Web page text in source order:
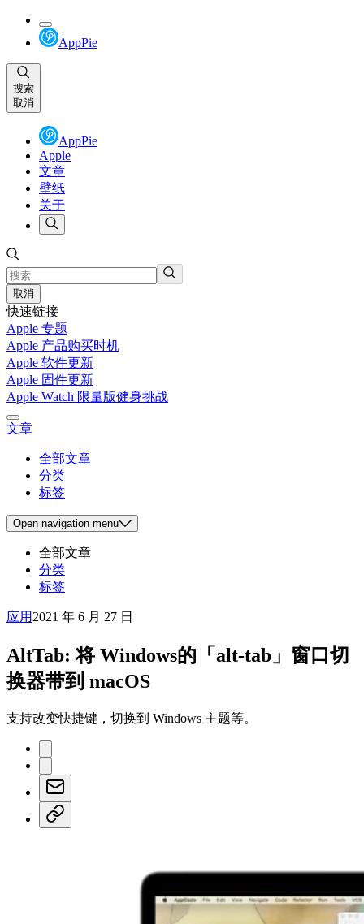
AppPie
搜索
取消
AppPie
Apple
文章
壁纸
关于
取消
快速链接
Apple 专题
Apple 产品购买时机
Apple 软件更新
Apple 固件更新
Apple Watch 限量版健身挑战
文章
全部文章
分类
标签
Open navigation menu
全部文章
分类
标签
应用 2021 年 6 月 27 日
AltTab: 将 Windows的「alt-tab」窗口切
换器带到 macOS
支持改变快捷键，切换到 Windows 主题等。